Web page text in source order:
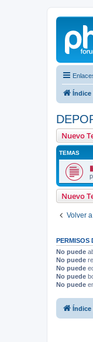
Índice
Nuevo
TEMAS
Nuevo
Volver
PERMISOS
No puede
No puede
No puede
No puede
No puede
Índice